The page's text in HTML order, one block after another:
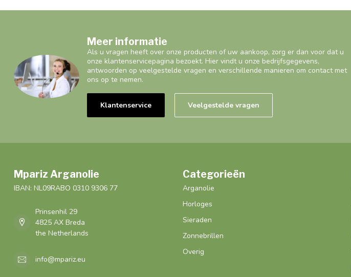
Meer informatie
Als u vragen heeft over onze producten of uw aankoop, zorg er dan voor dat u
onze klantenservicepagina bezoekt. Hier vindt u onze bedrijfsgegevens,
antwoorden op veelgestelde vragen en verschillende manieren om contact met
ons op te nemen.
Klantenservice Veelgestelde vragen
Mpariz Arganolie
IBAN: NL09RABO 0310 9306 77
Prinsenhil 29
4825 AX Breda
the Netherlands
info@mpariz.eu
Categorieën
Arganolie
Horloges
Sieraden
Zonnebrillen
Overig